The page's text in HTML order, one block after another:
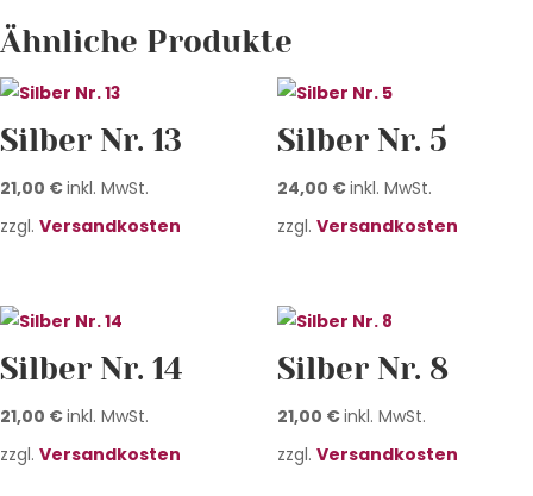
Ähnliche Produkte
Silber Nr. 13
21,00 €inkl. MwSt.
zzgl. Versandkosten
Silber Nr. 5
24,00 €inkl. MwSt.
zzgl. Versandkosten
Silber Nr. 14
21,00 €inkl. MwSt.
zzgl. Versandkosten
Silber Nr. 8
21,00 €inkl. MwSt.
zzgl. Versandkosten